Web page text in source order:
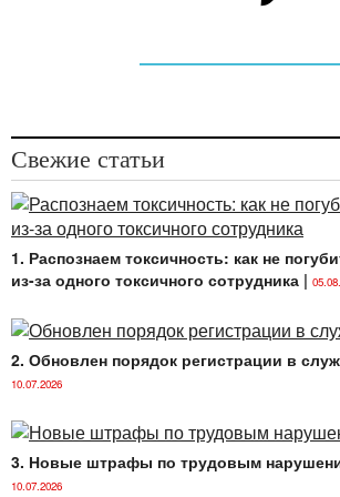
Свежие статьи
1. Распознаем токсичность: как не
из-за одного токсичного сотрудника |
2. Обновлен порядок регистрации в
10.07.2026
3. Новые штрафы по трудовым
10.07.2026